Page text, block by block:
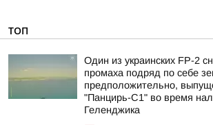
ТОП
Один из украинских FP-2
промаха подряд по себе
предположительно,
"Панцирь-С1" во время
Геленджика